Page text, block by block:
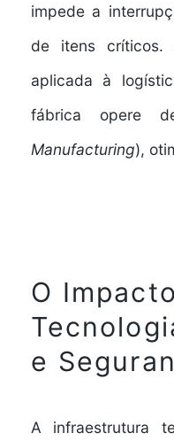
impede a
de itens críticos.
aplicada à
fábrica opere
Manufacturing),
O
e
A infraestrutura